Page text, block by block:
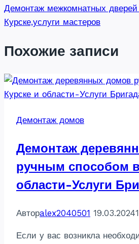
Демонтаж межкомнатных дверей
Курске,услуги мастеров
Похожие записи
Демонтаж домов
Демонтаж
ручным способом
области-Услуги
Авторalex2040501 19.03.2024
Если у вас возникла